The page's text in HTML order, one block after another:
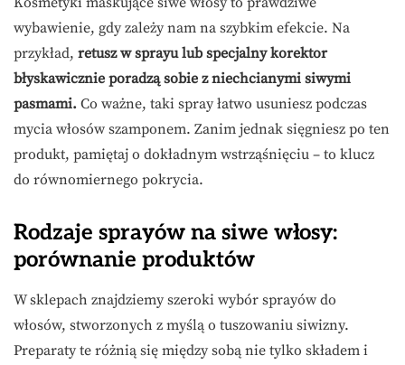
wybawienie, gdy zależy nam na szybkim efekcie. Na
przykład, retusz w sprayu lub specjalny korektor
błyskawicznie poradzą sobie z niechcianymi siwymi
pasmami. Co ważne, taki spray łatwo usuniesz podczas
mycia włosów szamponem. Zanim jednak sięgniesz po ten
produkt, pamiętaj o dokładnym wstrząśnięciu – to klucz
do równomiernego pokrycia.
Rodzaje sprayów na siwe włosy:
porównanie produktów
W sklepach znajdziemy szeroki wybór sprayów do
włosów, stworzonych z myślą o tuszowaniu siwizny.
Preparaty te różnią się między sobą nie tylko składem i